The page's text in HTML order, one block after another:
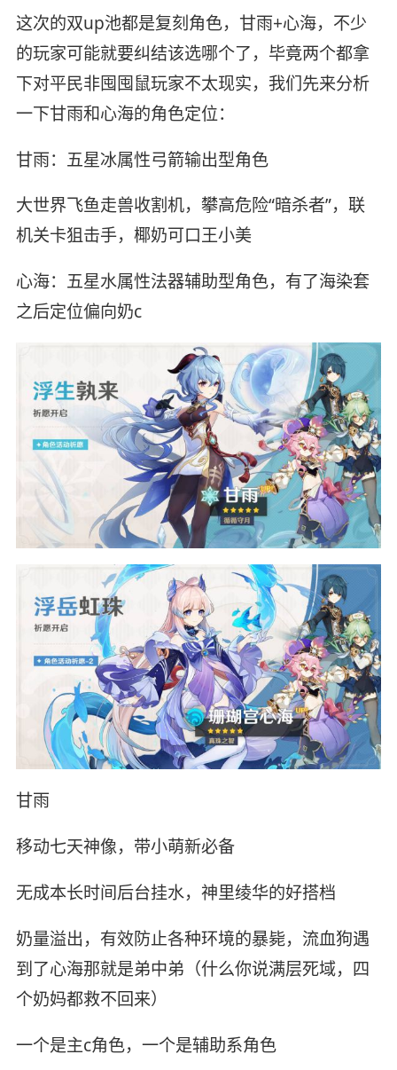
这次的双up池都是复刻角色，甘雨+心海，不少
的玩家可能就要纠结该选哪个了，毕竟两个都拿
下对平民非囤囤鼠玩家不太现实，我们先来分析
一下甘雨和心海的角色定位：
甘雨：五星冰属性弓箭输出型角色
大世界飞鱼走兽收割机，攀高危险“暗杀者”，联
机关卡狙击手，椰奶可口王小美
心海：五星水属性法器辅助型角色，有了海染套
之后定位偏向奶c
甘雨
移动七天神像，带小萌新必备
无成本长时间后台挂水，神里绫华的好搭档
奶量溢出，有效防止各种环境的暴毙，流血狗遇
到了心海那就是弟中弟（什么你说满层死域，四
个奶妈都救不回来）
一个是主c角色，一个是辅助系角色